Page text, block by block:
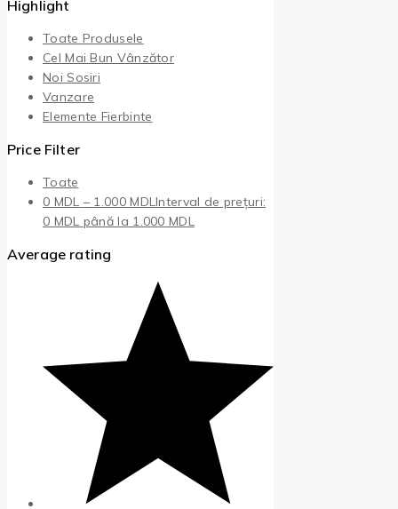
Highlight
Toate Produsele
Cel Mai Bun Vânzător
Noi Sosiri
Vanzare
Elemente Fierbinte
Price Filter
Toate
0 MDL – 1.000MDLInterval de prețuri:
0 MDL până la 1.000 MDL
Average rating